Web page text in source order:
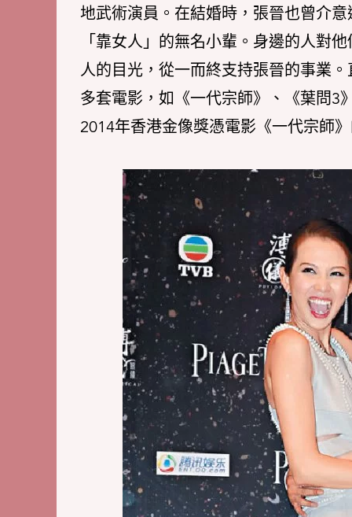
地武術演員。在結婚時，張晉也曾介
「靠女人」的無名小輩。身邊的人對
人的目光，從一而終支持張晉的事業
多套電影，如《一代宗師》、《葉問3
2014年香港金像獎憑電影《一代宗師